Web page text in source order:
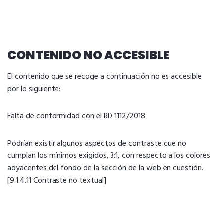
CONTENIDO NO ACCESIBLE
El contenido que se recoge a continuación no es accesible
por lo siguiente:
Falta de conformidad con el RD 1112/2018
Podrían existir algunos aspectos de contraste que no
cumplan los mínimos exigidos, 3:1, con respecto a los colores
adyacentes del fondo de la sección de la web en cuestión.
[9.1.4.11 Contraste no textual]